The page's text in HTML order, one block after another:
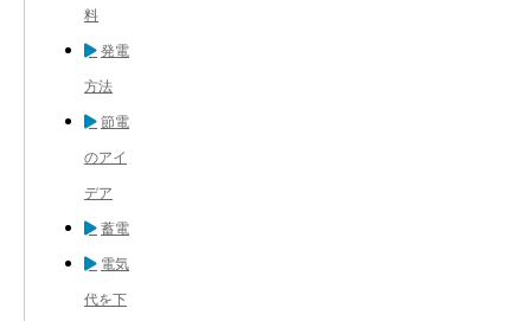
料
発電
方法
節電
のアイ
デア
蓄電
電気
代を下